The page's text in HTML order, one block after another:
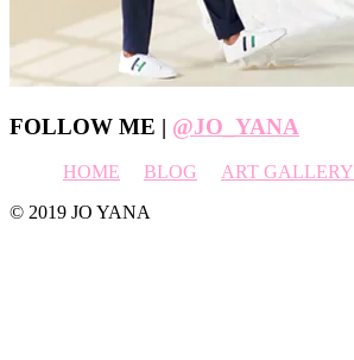
Footer
FOLLOW ME | @JO_YANA
HOME BLOG ART GALLERY
© 2019 JO YANA